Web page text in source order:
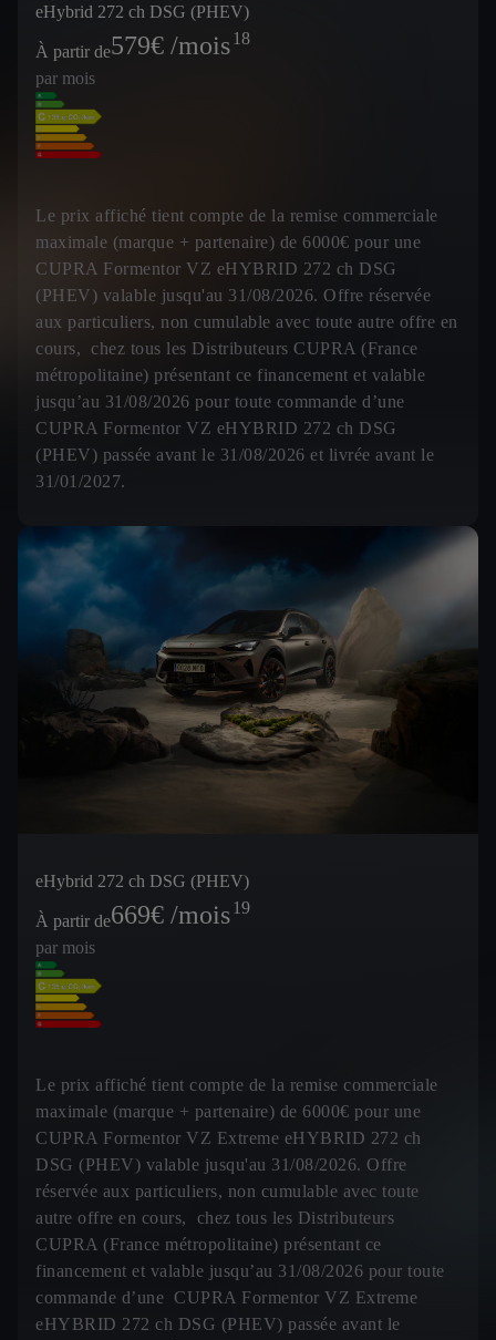
eHybrid 272 ch DSG (PHEV)
À partir de579€ /mois18
par mois
Le prix affiché tient compte de la remise commerciale
maximale (marque + partenaire) de 6000€ pour une
CUPRA Formentor VZ eHYBRID 272 ch DSG
(PHEV) valable jusqu'au 31/08/2026. Offre réservée
aux particuliers, non cumulable avec toute autre offre en
cours, chez tous les Distributeurs CUPRA (France
métropolitaine) présentant ce financement et valable
jusqu’au 31/08/2026 pour toute commande d’une
CUPRA Formentor VZ eHYBRID 272 ch DSG
(PHEV) passée avant le 31/08/2026 et livrée avant le
31/01/2027.
eHybrid 272 ch DSG (PHEV)
À partir de669€ /mois19
par mois
Le prix affiché tient compte de la remise commerciale
maximale (marque + partenaire) de 6000€ pour une
CUPRA Formentor VZ Extreme eHYBRID 272 ch
DSG (PHEV) valable jusqu'au 31/08/2026. Offre
réservée aux particuliers, non cumulable avec toute
autre offre en cours, chez tous les Distributeurs
CUPRA (France métropolitaine) présentant ce
financement et valable jusqu’au 31/08/2026 pour toute
commande d’une CUPRA Formentor VZ Extreme
eHYBRID 272 ch DSG (PHEV) passée avant le